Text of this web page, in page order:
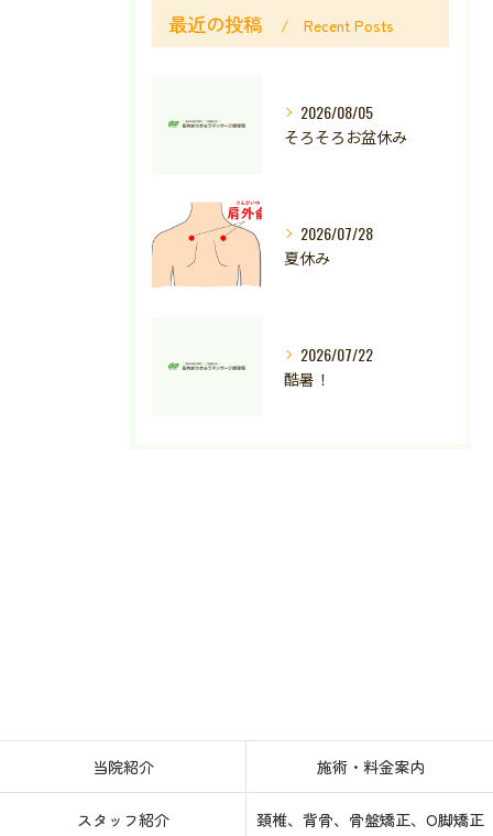
最近の投稿 Recent Posts
2026/08/05
そろそろお盆休み
2026/07/28
夏休み
2026/07/22
酷暑！
当院紹介 施術・料金案内
スタッフ紹介 頚椎、背骨、骨盤矯正、O脚矯正